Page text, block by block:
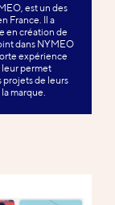
est un des
France. Il a
en création de
dans NYMEO
expérience
leur permet
projets de leurs
marque.